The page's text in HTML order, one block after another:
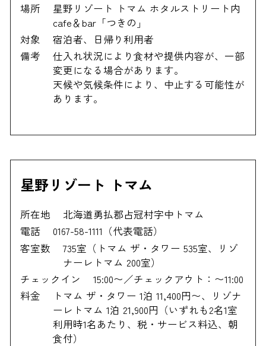
場所
星野リゾート トマム ホタルストリート内
cafe＆bar「つきの」
対象
宿泊者、日帰り利用者
備考
仕入れ状況により食材や提供内容が、一部
変更になる場合があります。
天候や気候条件により、中止する可能性が
あります。
星野リゾート トマム
所在地
北海道勇払郡占冠村字中トマム
電話
0167-58-1111（代表電話）
客室数
735室（トマム ザ・タワー 535室、リゾ
ナーレトマム 200室）
チェックイン
15:00〜／チェックアウト：〜11:00
料金
トマム ザ・タワー 1泊 11,400円〜、リゾナ
ーレトマム 1泊 21,900円（いずれも2名1室
利用時1名あたり、税・サービス料込、朝
食付）